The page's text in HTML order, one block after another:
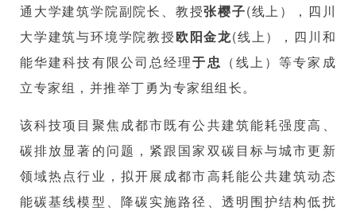
通大学建筑学院副院长、教授张樱子(线上）
，四川
大学建筑与环境学院教授欧阳金龙(线上）
，四川和
能华建科技有限公司总经理于忠 （线上）等专家成
立专家组，并推举丁勇为专家组组长。
该科技项目聚焦成都市既有公共建筑能耗强度高、
碳排放显著的问题，紧跟国家双碳目标与城市更新
领域热点行业，拟开展成都市高耗能公共建筑动态
能碳基线模型、降碳实施路径、透明围护结构低扰